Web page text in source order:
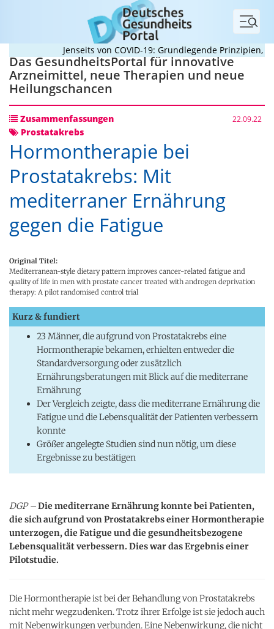
Menü
Jenseits von COVID-19: Grundlegende Prinzipien, die
Das GesundheitsPortal für innovative
Arzneimittel, neue Therapien und neue
Heilungschancen
Zusammenfassungen 22.09.22
Prostatakrebs
Hormontherapie bei
Prostatakrebs: Mit
mediterraner Ernährung
gegen die Fatigue
Original Titel:
Mediterranean-style dietary pattern improves cancer-related fatigue and
quality of life in men with prostate cancer treated with androgen deprivation
therapy: A pilot randomised control trial
Kurz & fundiert
23 Männer, die aufgrund von Prostatakrebs eine
Hormontherapie bekamen, erhielten entweder die
Standardversorgung oder zusätzlich
Ernährungsberatungen mit Blick auf die mediterrane
Ernährung
Der Vergleich zeigte, dass die mediterrane Ernährung die
Fatigue und die Lebensqualität der Patienten verbessern
konnte
Größer angelegte Studien sind nun nötig, um diese
Ergebnisse zu bestätigen
DGP –Die mediterrane Ernährung konnte bei Patienten,
die sich aufgrund von Prostatakrebs einer Hormontherapie
unterzogen, die Fatigue und die gesundheitsbezogene
Lebensqualität verbessern. Dies war das Ergebnis einer
Pilotstudie.
Die Hormontherapie ist bei der Behandlung von Prostatakrebs
nicht mehr wegzudenken. Trotz ihrer Erfolge ist sie jedoch auch
mit Nebenwirkungen verbunden. Eine Nebenwirkung, die nicht